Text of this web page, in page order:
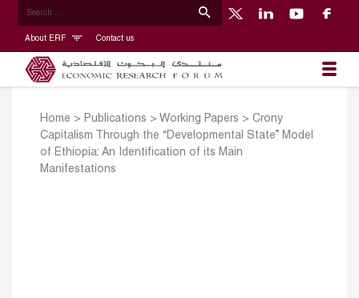
About ERF Contact us
Home > Publications > Working Papers > Crony
Capitalism Through the “Developmental State” Model
of Ethiopia: An Identification of its Main
Manifestations